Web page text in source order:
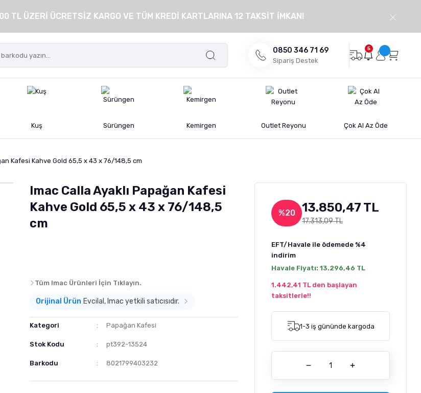
TL ÜZERİ ÜCRETSİZ KARGO VE TÜM KREDİ KARTLARINA 12 TAKSİT İMKANI
0850 346 71 69
Sipariş Destek
5
Kuş Sürüngen Kemirgen Outlet Reyonu Çok Al Az Öde
Kafesi Kahve Gold 65,5 x 43 x 76/148,5 cm
Imac Calla Ayaklı Papağan Kafesi
Kahve Gold 65,5 x 43 x 76/148,5
cm
Tüm Imac Ürünleri İçin Tıklayın.
Orijinal Ürün Evcilal, Imac yetkili satıcısıdır.
Kategori Papağan Kafesi
Stok Kodu pt392-13524
Barkodu 8021799403232
%20 13.850,47 TL
17.313,09 TL
EFT/Havale ile ödemede %4
indirim
Havale Fiyatı: 13.296,46 TL
1.442,41 TL den başlayan
taksitlerle!!
1-3 iş gününde kargoda